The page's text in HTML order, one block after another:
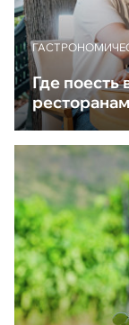
Где поесть
ресторанам